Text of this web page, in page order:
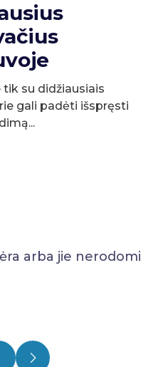
su didžiausiais
gali padėti išspręsti
arba jie nerodomi